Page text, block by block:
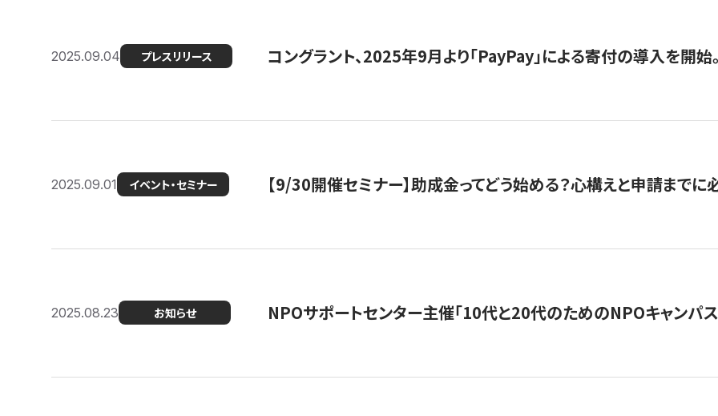
2025.09.04 プレスリリース コングラント、2025年9月より「PayPay」による寄付の導入を開始
2025.09.01 イベント・セミナー 【9/30開催セミナー】助成金ってどう始める？心構えと申請まで
2025.08.23 お知らせ NPOサポートセンター主催「10代と20代のためのNPOキャンパ